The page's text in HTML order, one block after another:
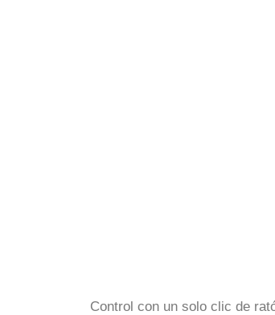
Control con un solo clic de